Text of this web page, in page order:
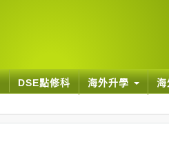
DSE點修科 海外升學